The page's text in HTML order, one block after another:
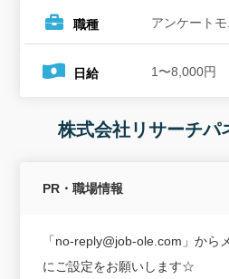
職種 アンケート
日給 1〜8,000円
株式会社リサーチパ
PR・職場情報
「no-reply@job-ole.com」から
にご設定をお願いします☆